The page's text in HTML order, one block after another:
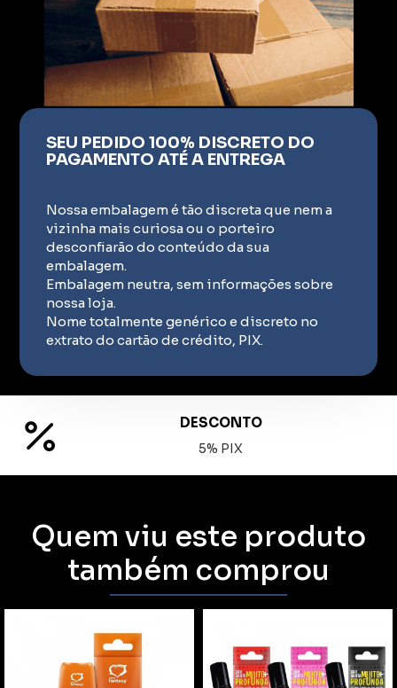
SEU PEDIDO 100% DISCRETO DO
PAGAMENTO ATÉ A ENTREGA
Nossa embalagem é tão discreta que nem a
vizinha mais curiosa ou o porteiro
desconfiarão do conteúdo da sua
embalagem.
Embalagem neutra, sem informações sobre
nossa loja.
Nome totalmente genérico e discreto no
extrato do cartão de crédito, PIX.
DESCONTO
5% PIX
Quem viu este produto
também comprou